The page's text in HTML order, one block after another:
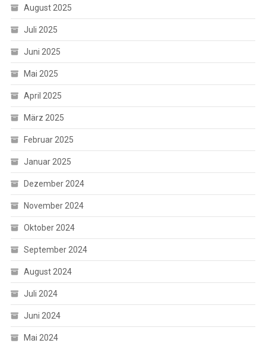
August 2025
Juli 2025
Juni 2025
Mai 2025
April 2025
März 2025
Februar 2025
Januar 2025
Dezember 2024
November 2024
Oktober 2024
September 2024
August 2024
Juli 2024
Juni 2024
Mai 2024